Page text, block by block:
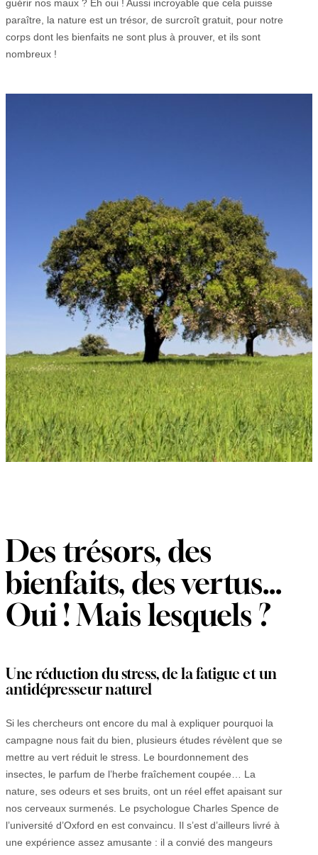
guérir nos maux ? Eh oui ! Aussi incroyable que cela puisse
paraître, la nature est un trésor, de surcroît gratuit, pour notre
corps dont les bienfaits ne sont plus à prouver, et ils sont
nombreux !
Des trésors, des
bienfaits, des vertus…
Oui ! Mais lesquels ?
Une réduction du stress, de la fatigue et un
antidépresseur naturel
Si les chercheurs ont encore du mal à expliquer pourquoi la
campagne nous fait du bien, plusieurs études révèlent que se
mettre au vert réduit le stress. Le bourdonnement des
insectes, le parfum de l’herbe fraîchement coupée… La
nature, ses odeurs et ses bruits, ont un réel effet apaisant sur
nos cerveaux surmenés. Le psychologue Charles Spence de
l’université d’Oxford en est convaincu. Il s’est d’ailleurs livré à
une expérience assez amusante : il a convié des mangeurs